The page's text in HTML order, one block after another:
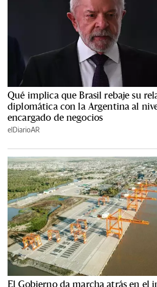
Qué implica que Brasil rebaje su
diplomática con la Argentina al
encargado de negocios
elDiarioAR
El Gobierno da marcha atrás en el